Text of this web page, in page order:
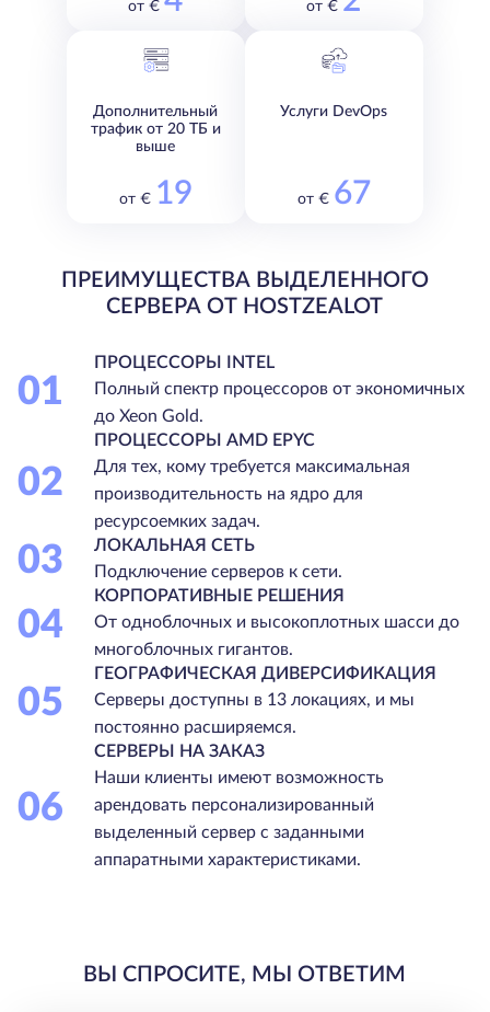
от € от €
Дополнительный
трафик от 20 ТБ и
выше
от € 19
Услуги DevOps
от € 67
ПРЕИМУЩЕСТВА ВЫДЕЛЕННОГО
СЕРВЕРА ОТ HOSTZEALOT
01
ПРОЦЕССОРЫ INTEL
Полный спектр процессоров от экономичных
до Xeon Gold.
02
ПРОЦЕССОРЫ AMD EPYC
Для тех, кому требуется максимальная
производительность на ядро для
ресурсоемких задач.
03
ЛОКАЛЬНАЯ СЕТЬ
Подключение серверов к сети.
04
КОРПОРАТИВНЫЕ РЕШЕНИЯ
От одноблочных и высокоплотных шасси до
многоблочных гигантов.
05
ГЕОГРАФИЧЕСКАЯ ДИВЕРСИФИКАЦИЯ
Серверы доступны в 13 локациях, и мы
постоянно расширяемся.
06
СЕРВЕРЫ НА ЗАКАЗ
Наши клиенты имеют возможность
арендовать персонализированный
выделенный сервер с заданными
аппаратными характеристиками.
ВЫ СПРОСИТЕ, МЫ ОТВЕТИМ